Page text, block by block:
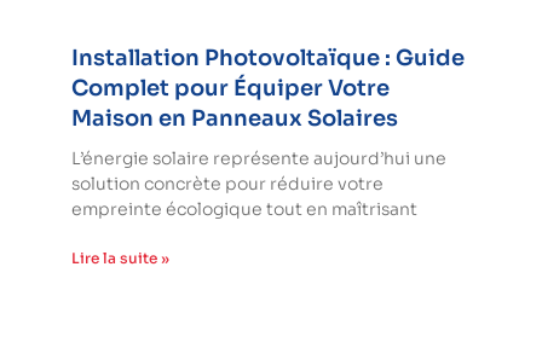
Installation Photovoltaïque : Guide
Complet pour Équiper Votre
Maison en Panneaux Solaires
L’énergie solaire représente aujourd’hui une
solution concrète pour réduire votre
empreinte écologique tout en maîtrisant
Lire la suite »